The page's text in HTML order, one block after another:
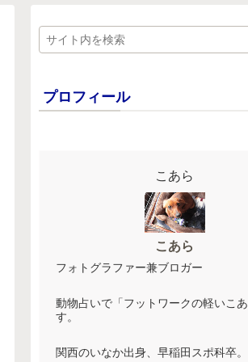
プロフィール
こあら
こあら
フォトグラファー兼ブロガー
動物占いで「フットワークの軽いこ
す。
関西のいなか出身、早稲田スポ科卒。